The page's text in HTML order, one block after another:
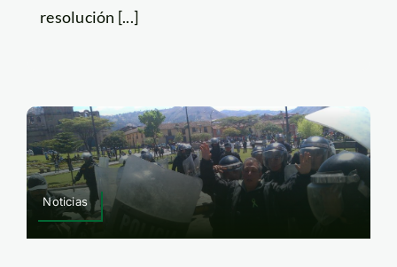
resolución [...]
Noticias